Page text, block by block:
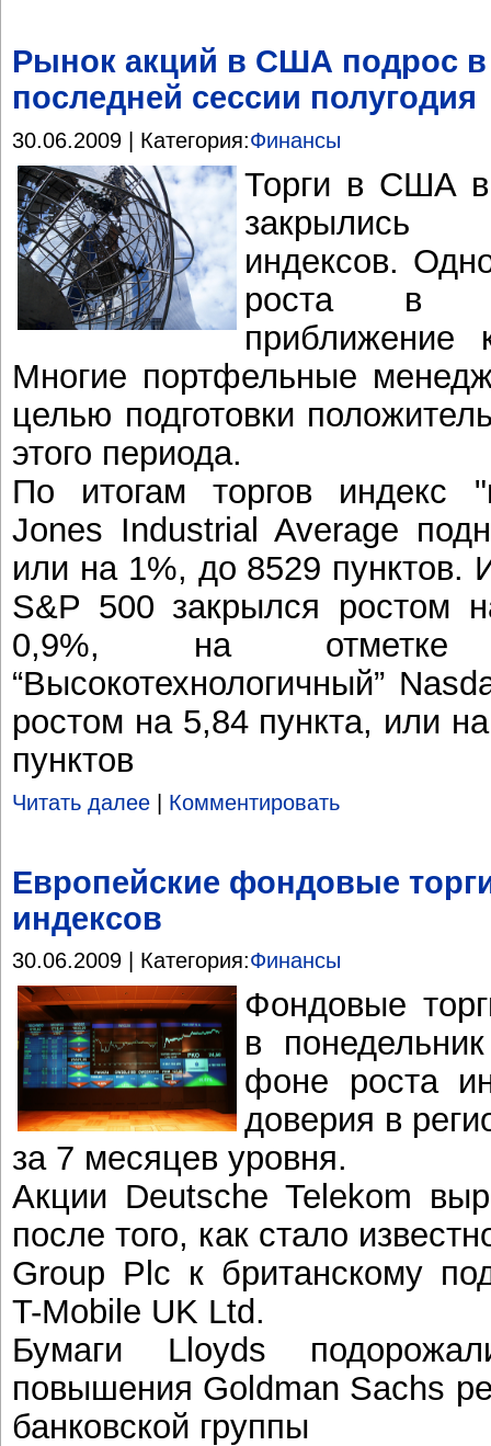
Рынок акций в США подрос
последней сессии полугодия
30.06.2009 | Категория:Финансы
Торги в США в
закрылись
индексов.
роста в
приближение
Многие портфельные
целью подготовки
этого периода.
По итогам торгов индекс
Jones Industrial Average
или на 1%, до 8529 пунктов.
S&P 500 закрылся ростом
0,9%, на отметке
“Высокотехнологичный”
ростом на 5,84 пункта, или
пунктов
Читать далее Комментировать
Европейские фондовые
индексов
30.06.2009 | Категория:Финансы
Фондовые
в
фоне роста
доверия в
за 7 месяцев уровня.
Акции Deutsche Telekom
после того, как стало
Group Plc к британскому
T-Mobile UK Ltd.
Бумаги Lloyds
повышения Goldman Sachs
банковской группы